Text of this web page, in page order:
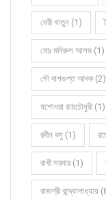
মেরী খাতুন (1)
মোঃ মনিরুল আলম (1)
মৌ দাশগুপ্ত আদক (2)
যশোধরা রায়চৌধুরী (1)
রবীন বসু (1)
রাখী সরদার (1)
রাজশ্রী বন্দ্যোপাধ্যায়